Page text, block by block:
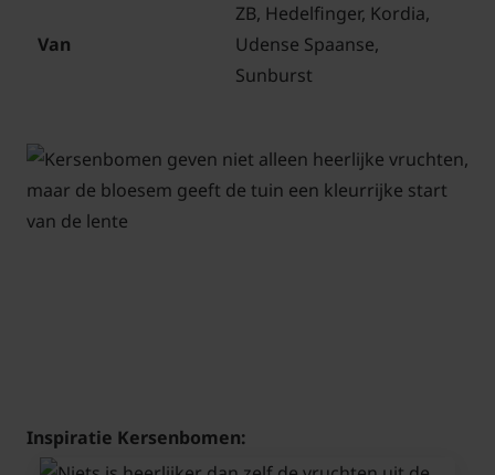
Van
ZB, Hedelfinger, Kordia,
Udense Spaanse,
Sunburst
Inspiratie Kersenbomen: